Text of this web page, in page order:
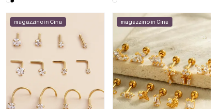
magazzino in Cina magazzino in Cina